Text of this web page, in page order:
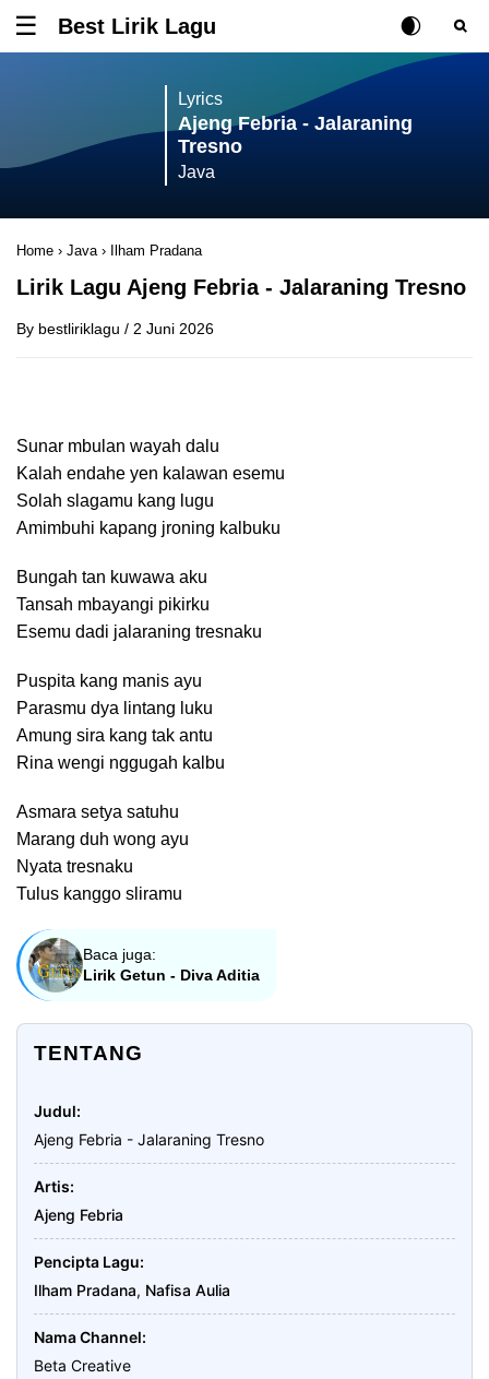
Tombol untuk membuka atau menutup menu
Best Lirik Lagu Rubah Posisi
Tombol
Lyrics
Ajeng Febria - Jalaraning
Tresno
Java
Home › Java › Ilham Pradana
Lirik Lagu Ajeng Febria - Jalaraning Tresno
By bestliriklagu / 2 Juni 2026
Sunar mbulan wayah dalu
Kalah endahe yen kalawan esemu
Solah slagamu kang lugu
Amimbuhi kapang jroning kalbuku
Bungah tan kuwawa aku
Tansah mbayangi pikirku
Esemu dadi jalaraning tresnaku
Puspita kang manis ayu
Parasmu dya lintang luku
Amung sira kang tak antu
Rina wengi nggugah kalbu
Asmara setya satuhu
Marang duh wong ayu
Nyata tresnaku
Tulus kanggo sliramu
Baca juga:
Lirik Getun - Diva Aditia
TENTANG
Judul
Ajeng Febria - Jalaraning Tresno
Artis
Ajeng Febria
Pencipta Lagu
Ilham Pradana, Nafisa Aulia
Nama Channel
Beta Creative